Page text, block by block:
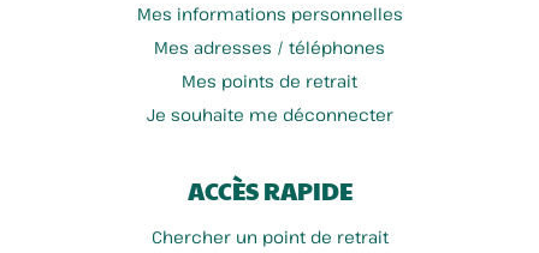
Mes informations personnelles
Mes adresses / téléphones
Mes points de retrait
Je souhaite me déconnecter
ACCÈS RAPIDE
Chercher un point de retrait